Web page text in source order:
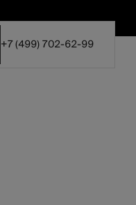
+7 (499) 702-62-99